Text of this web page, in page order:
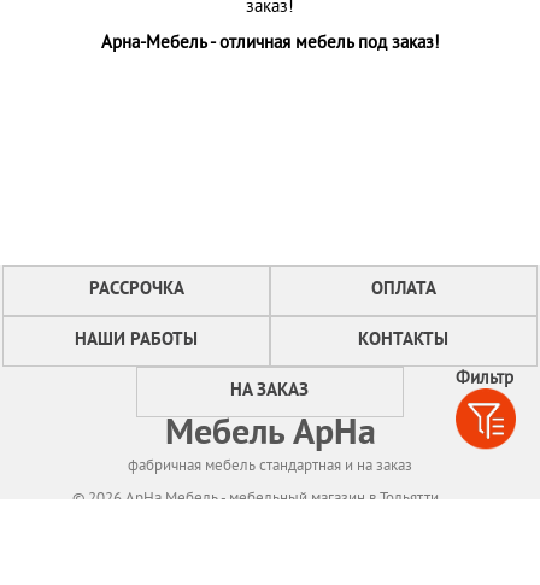
Фильтр
заказ!
Арна-Мебель - отличная мебель под заказ!
РАССРОЧКА ОПЛАТА
НАШИ РАБОТЫ КОНТАКТЫ
НА ЗАКАЗ
Мебель АрНа
фабричная мебель стандартная и на заказ
© 2026 АрНа Мебель - мебельный магазин в Тольятти